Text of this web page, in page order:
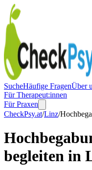
SucheHäufige FragenÜber
Für Therapeut:innen
Für Praxen
CheckPsy.at/Linz/
begleiten in